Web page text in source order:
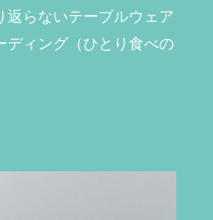
返らないテーブルウェア
ディング（ひとり食べの